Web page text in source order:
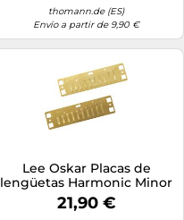
thomann.de (ES)
Envío a partir de 9,90 €
Lee Oskar Placas de
lengüetas Harmonic Minor
para armónica – Si mayor
(B)
21,90 €